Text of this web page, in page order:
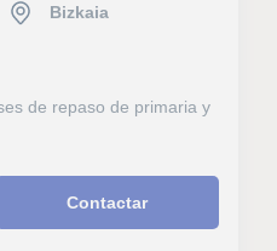
Bizkaia
de repaso de primaria y
Contactar